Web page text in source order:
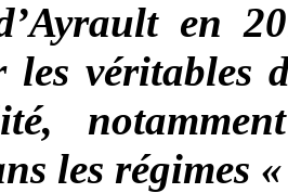
en
les véritables
les régimes